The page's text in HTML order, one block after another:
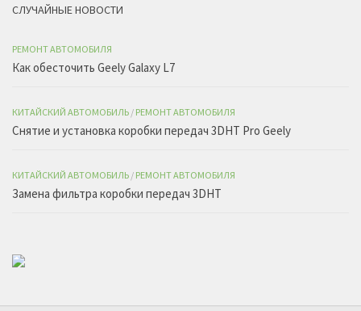
СЛУЧАЙНЫЕ НОВОСТИ
РЕМОНТ АВТОМОБИЛЯ
Как обесточить Geely Galaxy L7
КИТАЙСКИЙ АВТОМОБИЛЬ / РЕМОНТ АВТОМОБИЛЯ
Снятие и установка коробки передач 3DHT Pro Geely
КИТАЙСКИЙ АВТОМОБИЛЬ / РЕМОНТ АВТОМОБИЛЯ
Замена фильтра коробки передач 3DHT